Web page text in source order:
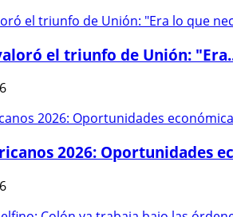
el triunfo de Unión:
2026: Oportunidades